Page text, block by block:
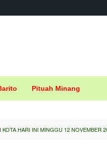
Pituah Minang
HARI INI MINGGU 12 NOVEMBER